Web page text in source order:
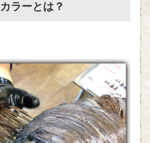
ラーとは？